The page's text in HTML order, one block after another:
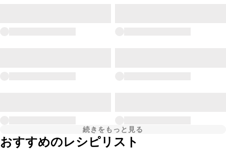
続きをもっと見る
おすすめのレシピリスト